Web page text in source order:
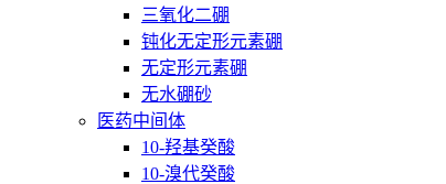
三氧化二硼
钝化无定形元素硼
无定形元素硼
无水硼砂
医药中间体
10-羟基癸酸
10-溴代癸酸